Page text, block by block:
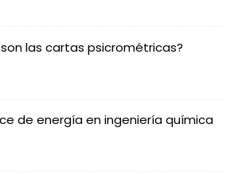
las cartas psicrométricas?
de energía en ingeniería química